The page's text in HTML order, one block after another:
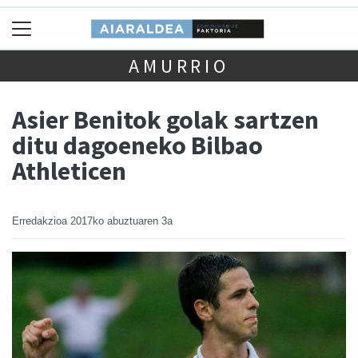
AMURRIO
Asier Benitok golak sartzen
ditu dagoeneko Bilbao
Athleticen
Erredakzioa 2017ko abuztuaren 3a